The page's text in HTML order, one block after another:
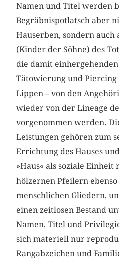
Namen und Titel werden
Begräbnispotlatsch aber
Hauserben, sondern
(Kinder der Söhne) des
die damit
Tätowierung und
Lippen – von den
wieder von der Lineage
vorgenommen werden.
Leistungen gehören zum
Errichtung des Hauses
»Haus« als soziale Einheit
hölzernen Pfeilern
menschlichen Gliedern,
einen zeitlosen Bestand
Namen, Titel und
sich materiell nur
Rangabzeichen und